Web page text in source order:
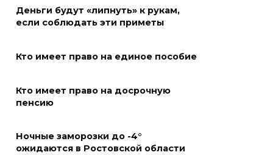
Меры поддержки после ЧС
взаимодействие участников
избирательного процесса в
07 августа 2026 17:14
Деньги будут «липнуть» к рукам,
если соблюдать эти приметы
Кто имеет право на единое пособие
Кто имеет право на досрочную
пенсию
Ночные заморозки до -4°
ожидаются в Ростовской области